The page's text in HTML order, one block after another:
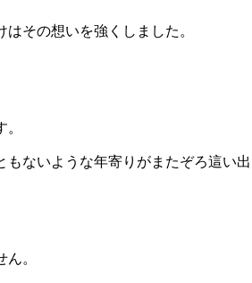
その想いを強くしました。
ないような年寄りがまたぞろ這い出
。